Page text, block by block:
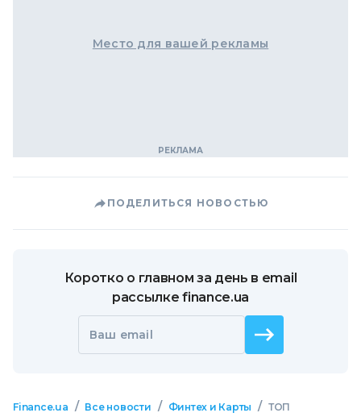
Место для вашей рекламы
ПОДЕЛИТЬСЯ НОВОСТЬЮ
Коротко о главном за день в email
рассылке finance.ua
Ваш email
Finance.ua / Все новости / Финтех и Карты / ТОП